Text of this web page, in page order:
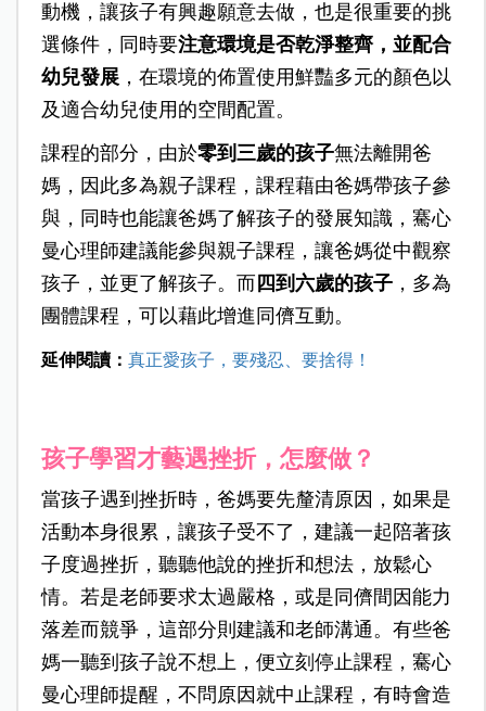
動機，讓孩子有興趣願意去做，也是很重要的挑
選條件，同時要注意環境是否乾淨整齊，並配合
幼兒發展，在環境的佈置使用鮮豔多元的顏色以
及適合幼兒使用的空間配置。
課程的部分，由於零到三歲的孩子無法離開爸
媽，因此多為親子課程，課程藉由爸媽帶孩子參
與，同時也能讓爸媽了解孩子的發展知識，騫心
曼心理師建議能參與親子課程，讓爸媽從中觀察
孩子，並更了解孩子。而 四到六歲的孩子，多為
團體課程，可以藉此增進同儕互動。
延伸閱讀： 真正愛孩子，要殘忍、要捨得！
孩子學習才藝遇挫折，怎麼做？
當孩子遇到挫折時，爸媽要先釐清原因，如果是
活動本身很累，讓孩子受不了，建議一起陪著孩
子度過挫折，聽聽他說的挫折和想法，放鬆心
情。若是老師要求太過嚴格，或是同儕間因能力
落差而競爭，這部分則建議和老師溝通。有些爸
媽一聽到孩子說不想上，便立刻停止課程，騫心
曼心理師提醒，不問原因就中止課程，有時會造